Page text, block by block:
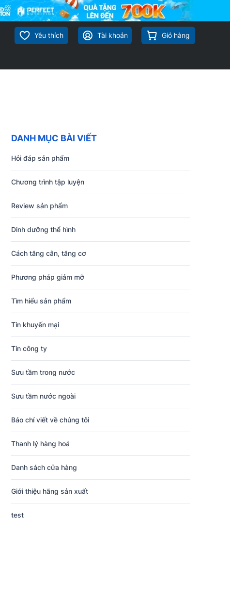
Yêu thích Tài khoản Giỏ hàng
DANH MỤC BÀI VIẾT
Hỏi đáp sản phẩm
Chương trình tập luyện
Review sản phẩm
Dinh dưỡng thể hình
Cách tăng cân, tăng cơ
Phương pháp giảm mỡ
Tìm hiểu sản phẩm
Tin khuyến mại
Tin công ty
Sưu tầm trong nước
Sưu tầm nước ngoài
Báo chí viết về chúng tôi
Thanh lý hàng hoá
Danh sách cửa hàng
Giới thiệu hãng sản xuất
test